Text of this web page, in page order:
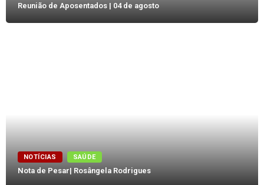
Reunião de Aposentados | 04 de agosto
NOTÍCIAS SAÚDE
Nota de Pesar| Rosângela Rodrigues